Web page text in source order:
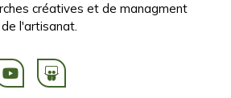
créatives et de managment
l'artisanat.